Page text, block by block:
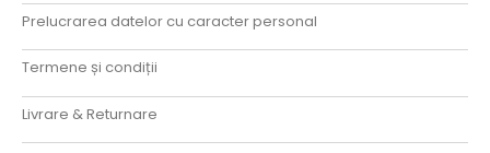
Prelucrarea datelor cu caracter personal
Termene și condiții
Livrare & Returnare